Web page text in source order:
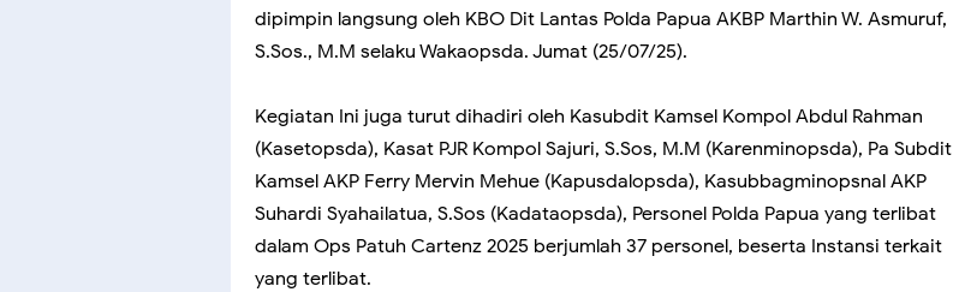
dipimpin langsung oleh KBO Dit Lantas Polda Papua AKBP Marthin W. Asmuruf,
S.Sos., M.M selaku Wakaopsda. Jumat (25/07/25).
Kegiatan Ini juga turut dihadiri oleh Kasubdit Kamsel Kompol Abdul Rahman
(Kasetopsda), Kasat PJR Kompol Sajuri, S.Sos, M.M (Karenminopsda), Pa Subdit
Kamsel AKP Ferry Mervin Mehue (Kapusdalopsda), Kasubbagminopsnal AKP
Suhardi Syahailatua, S.Sos (Kadataopsda), Personel Polda Papua yang terlibat
dalam Ops Patuh Cartenz 2025 berjumlah 37 personel, beserta Instansi terkait
yang terlibat.